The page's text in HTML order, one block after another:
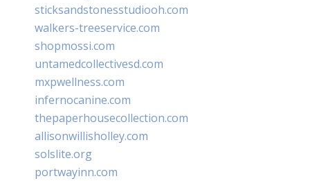
sticksandstonesstudiooh.com
walkers-treeservice.com
shopmossi.com
untamedcollectivesd.com
mxpwellness.com
infernocanine.com
thepaperhousecollection.com
allisonwillisholley.com
solslite.org
portwayinn.com